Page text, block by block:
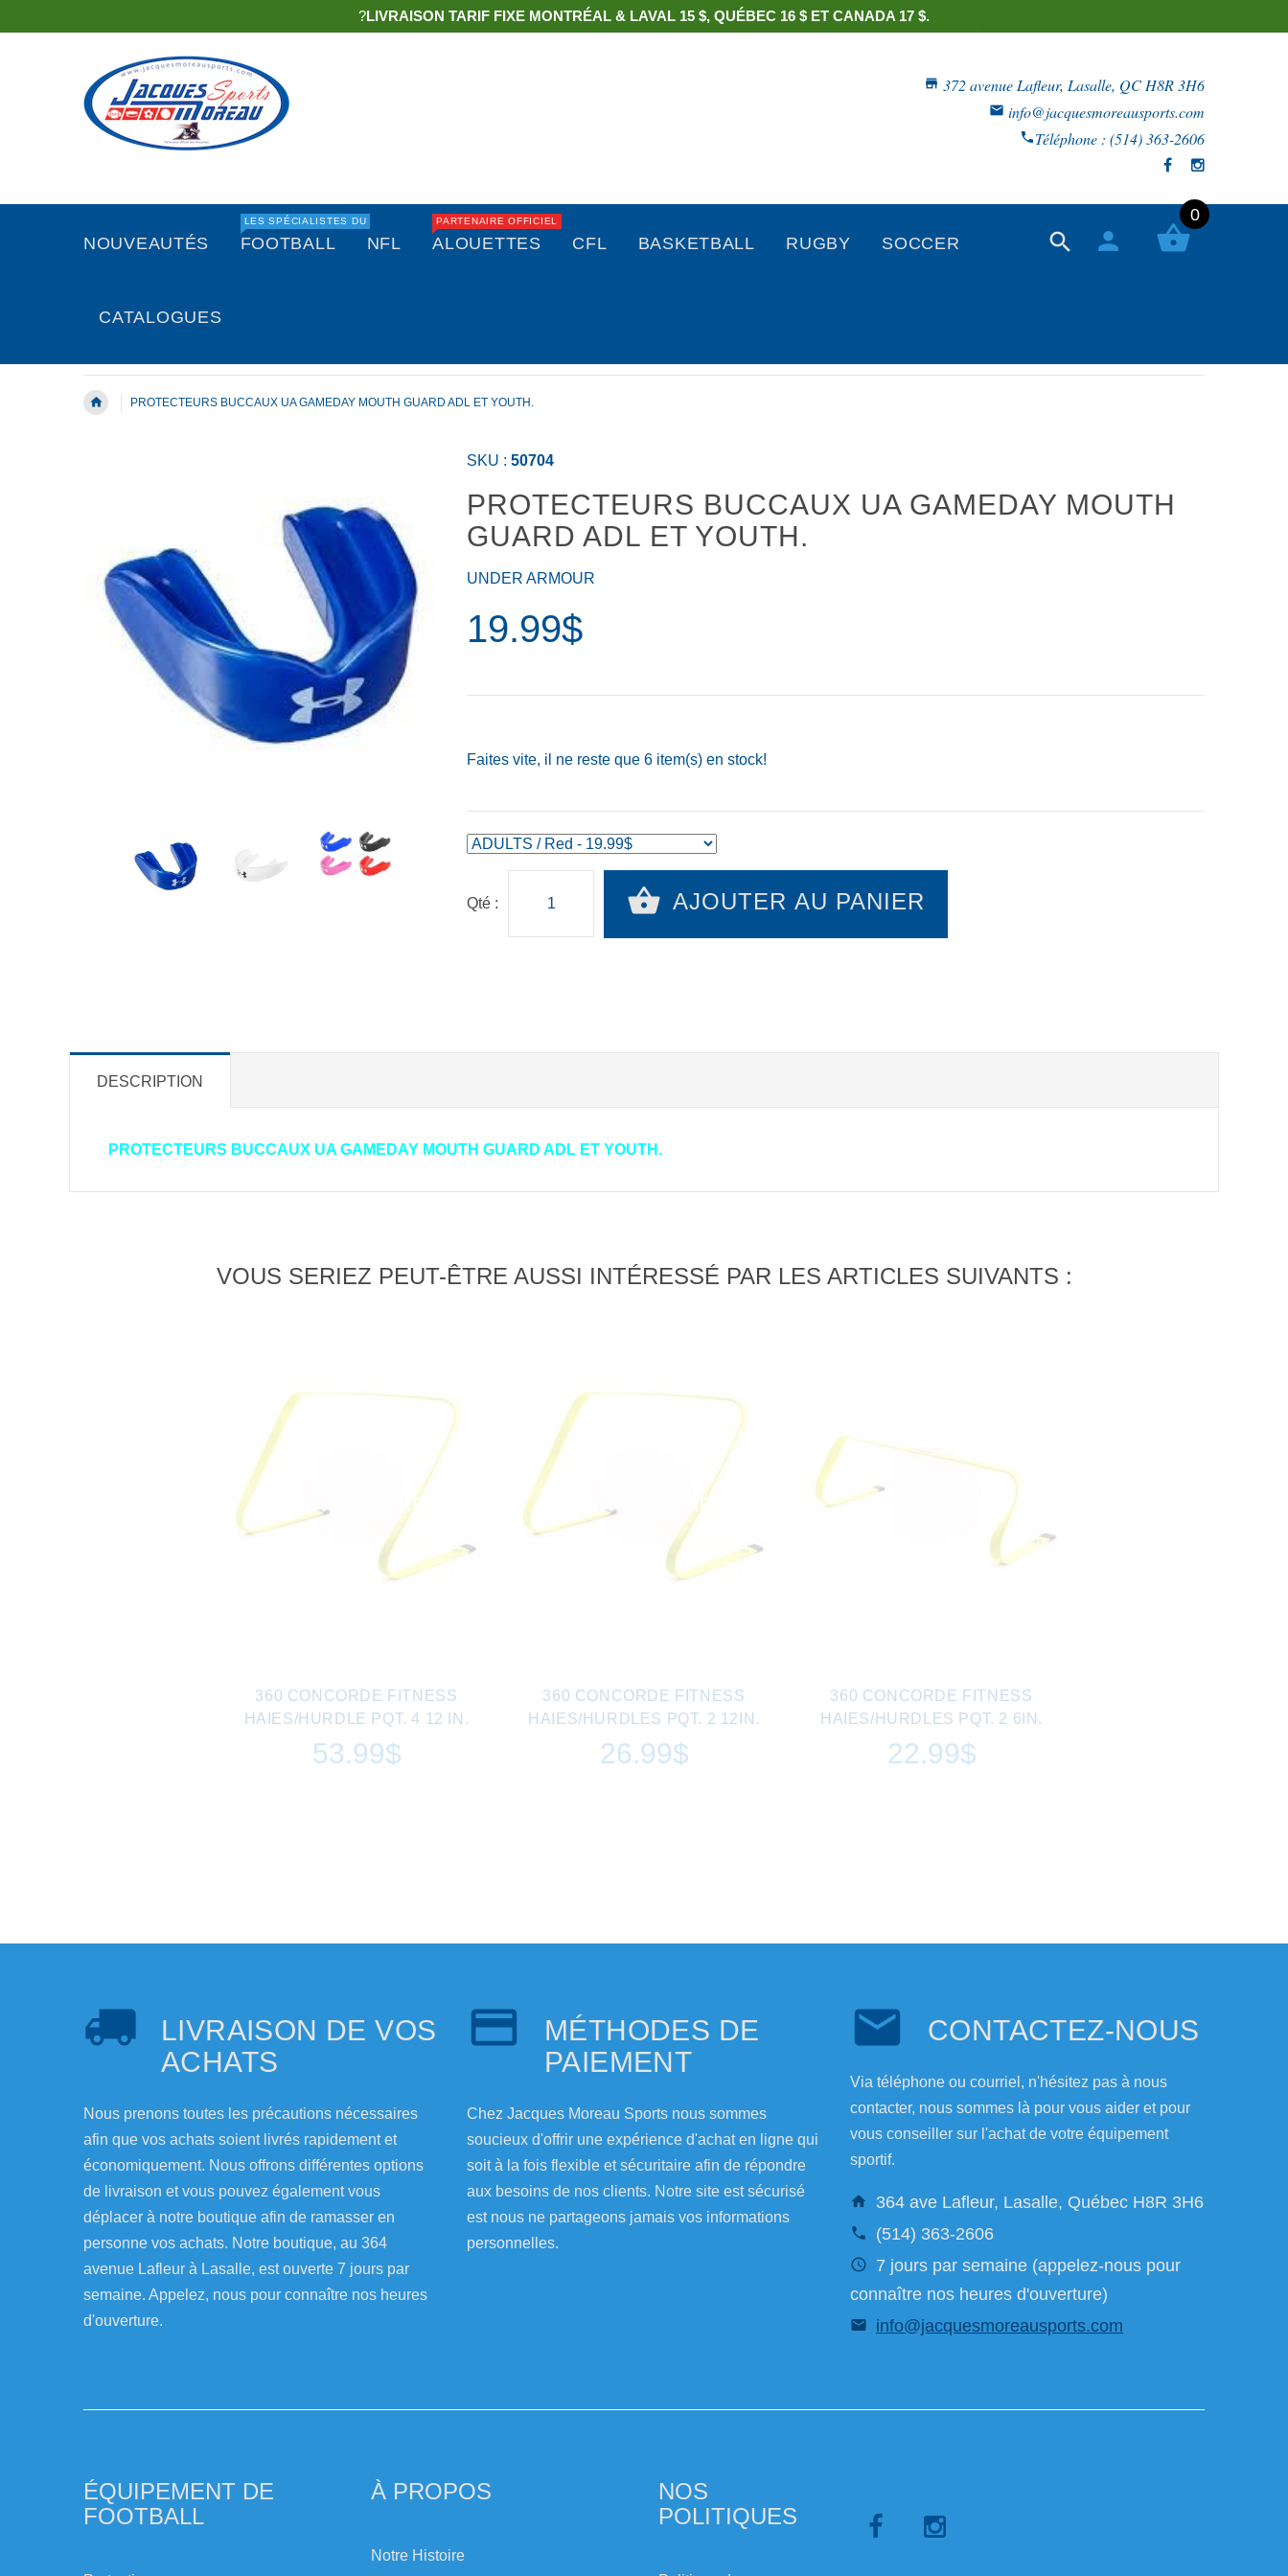
372 avenue Lafleur, Lasalle, QC H8R 3H6
info@jacquesmoreausports.com
Téléphone : (514) 363-2606
NOUVEAUTÉS
LES SPÉCIALISTES DU
FOOTBALL NFL
PARTENAIRE OFFICIEL
ALOUETTES CFL BASKETBALL RUGBY SOCCER
CATALOGUES
0
PROTECTEURS BUCCAUX UA GAMEDAY MOUTH GUARD ADL ET YOUTH.
SKU : 50704
PROTECTEURS BUCCAUX UA GAMEDAY MOUTH
GUARD ADL ET YOUTH.
UNDER ARMOUR
19.99$
Faites vite, il ne reste que 6 item(s) en stock!
Qté : AJOUTER AU PANIER
DESCRIPTION
PROTECTEURS BUCCAUX UA GAMEDAY MOUTH GUARD ADL ET YOUTH.
VOUS SERIEZ PEUT-ÊTRE AUSSI INTÉRESSÉ PAR LES ARTICLES SUIVANTS :
INVENTAIRE
360 CONCORDE FITNESS
HAIES/HURDLE PQT. 4 12 IN.
53.99$
INVENTAIRE
360 CONCORDE FITNESS
HAIES/HURDLES PQT. 2 12IN.
26.99$
360 CONCORDE FITNESS
HAIES/HURDLES PQT. 2 6IN.
22.99$
LIVRAISON DE VOS
ACHATS
Nous prenons toutes les précautions nécessaires
afin que vos achats soient livrés rapidement et
économiquement. Nous offrons différentes options
de livraison et vous pouvez également vous
déplacer à notre boutique afin de ramasser en
personne vos achats. Notre boutique, au 364
avenue Lafleur à Lasalle, est ouverte 7 jours par
semaine. Appelez, nous pour connaître nos heures
d'ouverture.
MÉTHODES DE
PAIEMENT
Chez Jacques Moreau Sports nous sommes
soucieux d'offrir une expérience d'achat en ligne qui
soit à la fois flexible et sécuritaire afin de répondre
aux besoins de nos clients. Notre site est sécurisé
est nous ne partageons jamais vos informations
personnelles.
CONTACTEZ-NOUS
Via téléphone ou courriel, n'hésitez pas à nous
contacter, nous sommes là pour vous aider et pour
vous conseiller sur l'achat de votre équipement
sportif.
364 ave Lafleur, Lasalle, Québec H8R 3H6
(514) 363-2606
7 jours par semaine (appelez-nous pour
connaître nos heures d'ouverture)
info@jacquesmoreausports.com
ÉQUIPEMENT DE
FOOTBALL
À PROPOS
Notre Histoire
NOS
POLITIQUES
?LIVRAISON TARIF FIXE MONTRÉAL & LAVAL 15 $, QUÉBEC 16 $ ET CANADA 17 $.